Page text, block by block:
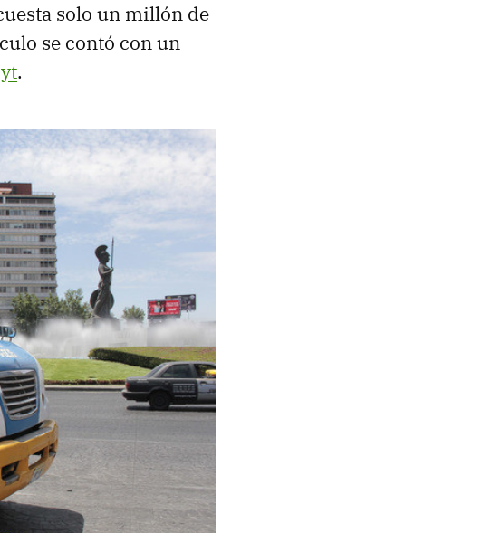
solo un millón de
se contó con un
.